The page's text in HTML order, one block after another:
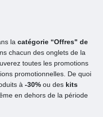
la catégorie “Offres" de
chacun des onglets de la
toutes les promotions
promotionnelles. De quoi
à -30% ou des kits
en dehors de la période